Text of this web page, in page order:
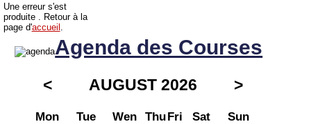
Agenda des Courses
< AUGUST 2026 >
Mon Tue Wen ThuFri Sat Sun
Une erreur s'est
produite . Retour à la
page d'accueil